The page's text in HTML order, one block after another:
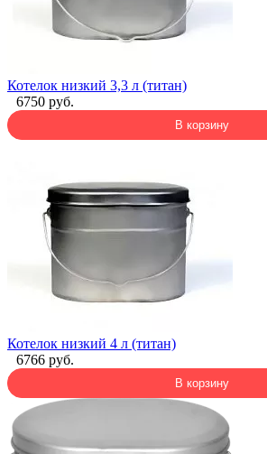
Котелок низкий 3,3 л (титан)
6750 руб.
В корзину
Котелок низкий 4 л (титан)
6766 руб.
В корзину